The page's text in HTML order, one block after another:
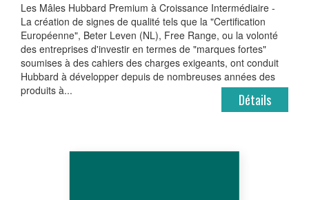
Les Mâles Hubbard Premium à Croissance Intermédiaire -
La création de signes de qualité tels que la "Certification
Européenne", Beter Leven (NL), Free Range, ou la volonté
des entreprises d'investir en termes de "marques fortes"
soumises à des cahiers des charges exigeants, ont conduit
Hubbard à développer depuis de nombreuses années des
produits à...
Détails